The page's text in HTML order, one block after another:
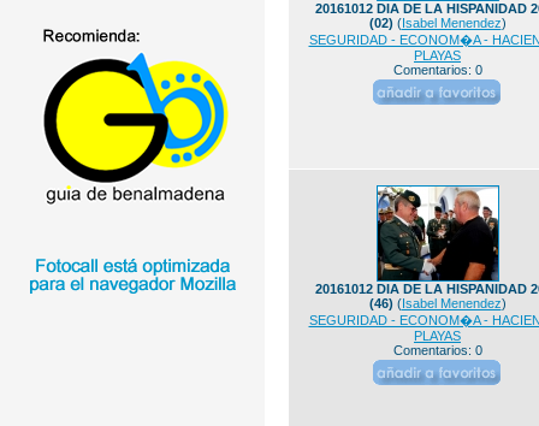
20161012 DIA DE LA HISPANIDAD
(02) (Isabel Menendez)
SEGURIDAD - ECONOM�A -
PLAYAS
Comentarios: 0
20161012 DIA DE LA HISPANIDAD
(46) (Isabel Menendez)
SEGURIDAD - ECONOM�A -
PLAYAS
Comentarios: 0